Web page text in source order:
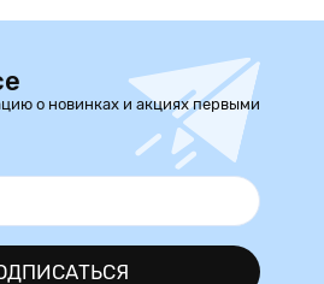
о новинках и акциях первыми